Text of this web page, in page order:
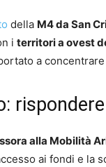
della M4 da San
i territori a ovest
a
alla Mobilità
ai fondi e